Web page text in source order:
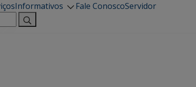
Informativos Fale ConoscoServidor